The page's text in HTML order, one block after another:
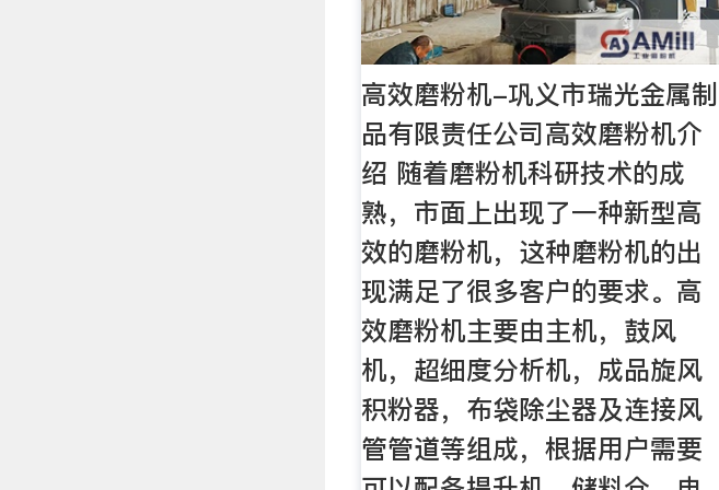
高效磨粉机-巩义市瑞光金属制
品有限责任公司高效磨粉机介
绍 随着磨粉机科研技术的成
熟，市面上出现了一种新型高
效的磨粉机，这种磨粉机的出
现满足了很多客户的要求。高
效磨粉机主要由主机，鼓风
机，超细度分析机，成品旋风
积粉器，布袋除尘器及连接风
管管道等组成，根据用户需要